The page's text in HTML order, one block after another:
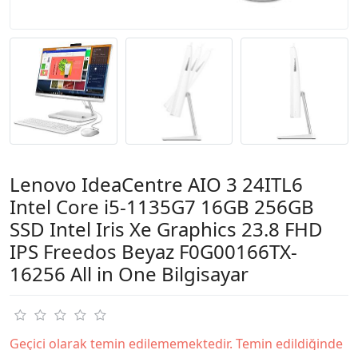
Lenovo IdeaCentre AIO 3 24ITL6
Intel Core i5-1135G7 16GB 256GB
SSD Intel Iris Xe Graphics 23.8 FHD
IPS Freedos Beyaz F0G00166TX-
16256 All in One Bilgisayar
Geçici olarak temin edilememektedir. Temin edildiğinde